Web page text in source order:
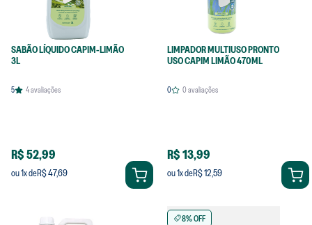
SABÃO LÍQUIDO CAPIM-LIMÃO
3L
5 4avaliações
R$ 52,99
ou1x deR$ 47,69
LIMPADOR MULTIUSO PRONTO
USO CAPIM LIMÃO 470ML
0 0avaliações
R$ 13,99
ou1x deR$ 12,59
8% OFF